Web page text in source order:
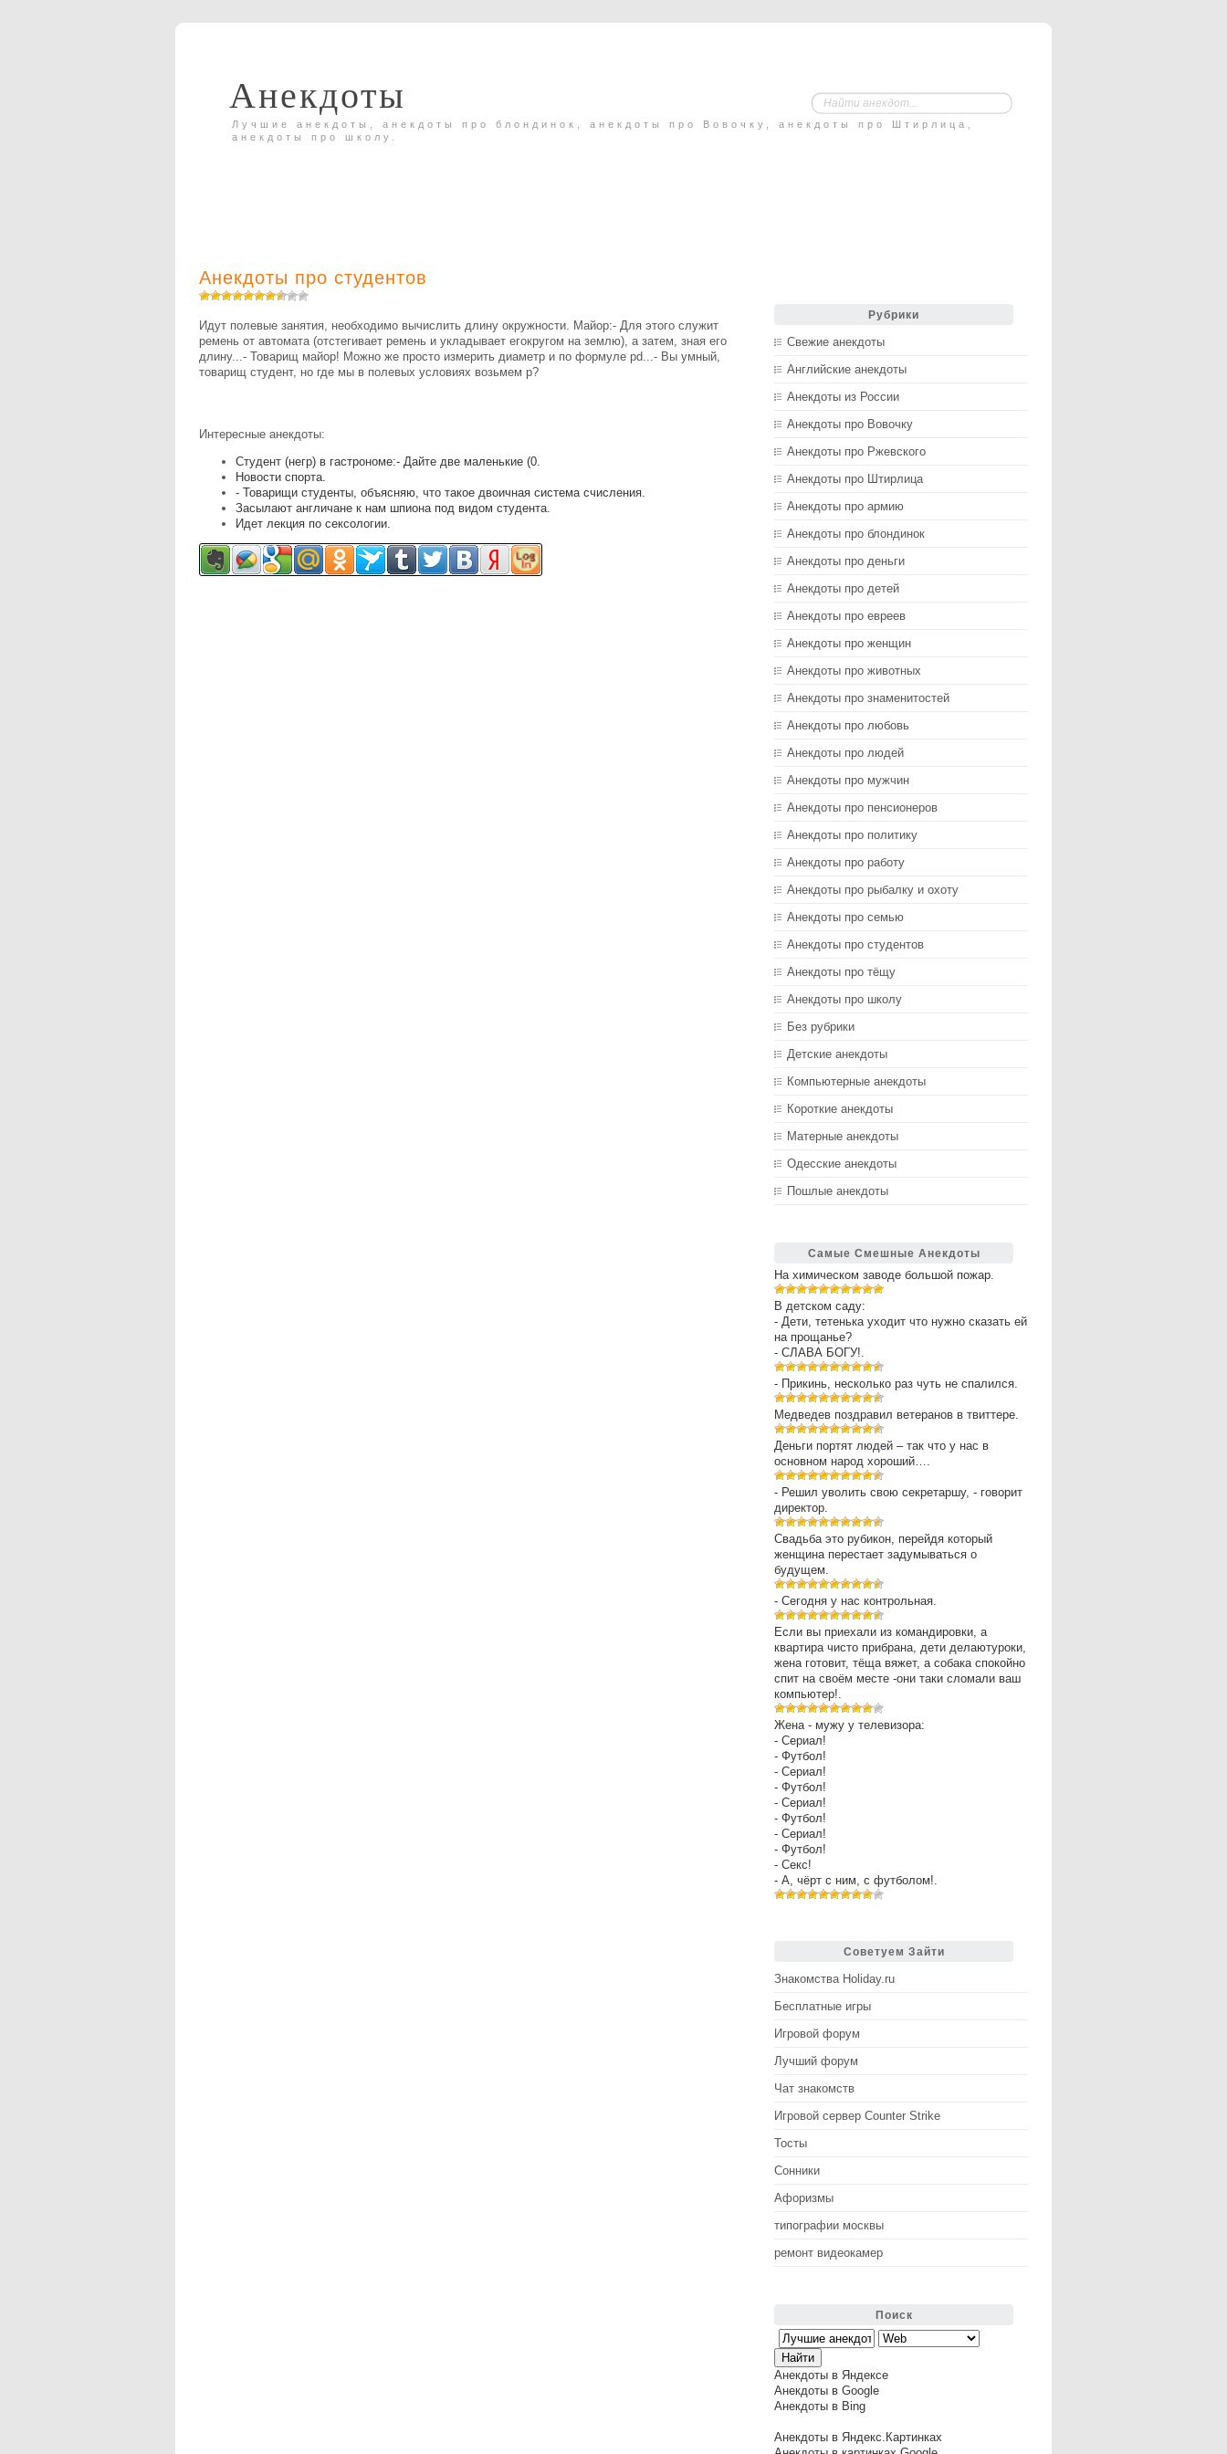
Анекдоты
Лучшие анекдоты, анекдоты про блондинок, анекдоты про Вовочку, анекдоты про Штирлица,
анекдоты про школу.
Анекдоты про студентов
Идут полевые занятия, необходимо вычислить длину окружности. Майор:- Для этого служит
ремень от автомата (отстегивает ремень и укладывает егокругом на землю), а затем, зная его
длину...- Товарищ майор! Можно же просто измерить диаметр и по формуле рd...- Вы умный,
товарищ студент, но где мы в полевых условиях возьмем р?
Интересные анекдоты:
Студент (негр) в гастрономе:- Дайте две маленькие (0.
Новости спорта.
- Товарищи студенты, объясняю, что такое двоичная система счисления.
Засылают англичане к нам шпиона под видом студента.
Идет лекция по сексологии.
Рубрики
Свежие анекдоты
Английские анекдоты
Анекдоты из России
Анекдоты про Вовочку
Анекдоты про Ржевского
Анекдоты про Штирлица
Анекдоты про армию
Анекдоты про блондинок
Анекдоты про деньги
Анекдоты про детей
Анекдоты про евреев
Анекдоты про женщин
Анекдоты про животных
Анекдоты про знаменитостей
Анекдоты про любовь
Анекдоты про людей
Анекдоты про мужчин
Анекдоты про пенсионеров
Анекдоты про политику
Анекдоты про работу
Анекдоты про рыбалку и охоту
Анекдоты про семью
Анекдоты про студентов
Анекдоты про тёщу
Анекдоты про школу
Без рубрики
Детские анекдоты
Компьютерные анекдоты
Короткие анекдоты
Матерные анекдоты
Одесские анекдоты
Пошлые анекдоты
Самые Смешные Анекдоты
На химическом заводе большой пожар.
В детском саду:
- Дети, тетенька уходит что нужно сказать ей
на прощанье?
- СЛАВА БОГУ!.
- Прикинь, несколько раз чуть не спалился.
Медведев поздравил ветеранов в твиттере.
Деньги портят людей – так что у нас в
основном народ хороший….
- Решил уволить свою секретаршу, - говорит
директор.
Свадьба это рубикон, перейдя который
женщина перестает задумываться о
будущем.
- Сегодня у нас контрольная.
Если вы приехали из командировки, а
квартира чисто прибрана, дети делаютуроки,
жена готовит, тёща вяжет, а собака спокойно
спит на своём месте -они таки сломали ваш
компьютер!.
Жена - мужу у телевизора:
- Сериал!
- Футбол!
- Сериал!
- Футбол!
- Сериал!
- Футбол!
- Сериал!
- Футбол!
- Секс!
- А, чёрт с ним, с футболом!.
Советуем Зайти
Знакомства Holiday.ru
Бесплатные игры
Игровой форум
Лучший форум
Чат знакомств
Игровой сервер Counter Strike
Тосты
Сонники
Афоризмы
типографии москвы
ремонт видеокамер
Поиск
Анекдоты в Яндексе
Анекдоты в Google
Анекдоты в Bing
Анекдоты в Яндекс.Картинках